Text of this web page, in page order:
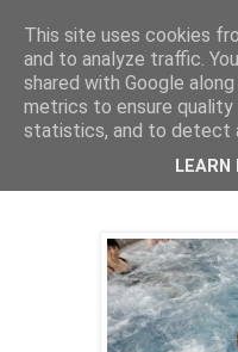
Mischka
fredag 29. juli 2011
This site uses cookies
and to analyze traffic.
shared with Google
metrics to ensure
statistics, and to detect
LEARN